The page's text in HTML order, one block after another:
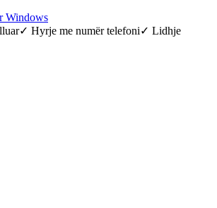
Windows
✓ Hyrje me numër telefoni✓ Lidhje